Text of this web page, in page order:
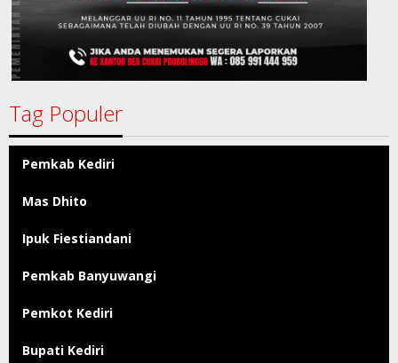
Tag Populer
Pemkab Kediri
Mas Dhito
Ipuk Fiestiandani
Pemkab Banyuwangi
Pemkot Kediri
Bupati Kediri